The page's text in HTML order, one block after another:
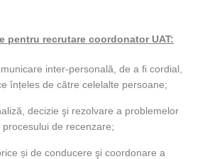
pentru recrutare coordonator UAT:
inter-personală, de a fi cordial,
înțeles de către celelalte persoane;
decizie şi rezolvare a problemelor
de recenzare;
și de conducere şi coordonare a